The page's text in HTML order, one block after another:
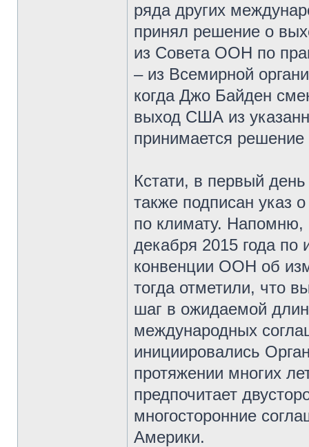
ряда других
принял решение о
из Совета ООН по
– из Всемирной
когда Джо Байден
выход США из
принимается
Кстати, в первый
также подписан указ
по климату. Напомню,
декабря 2015 года по
конвенции ООН об
тогда отметили, что
шаг в ожидаемой
международных
инициировались
протяжении многих
предпочитает
многосторонние
Америки.